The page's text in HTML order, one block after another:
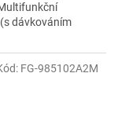
dávkováním
FG-985102A2M